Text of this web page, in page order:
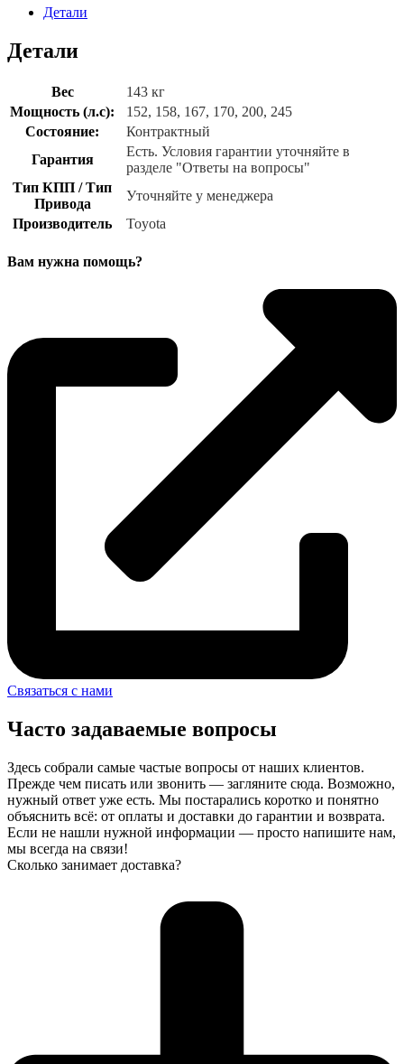
Детали
Детали
Вес
143 кг
Мощность (л.с):
152, 158, 167, 170, 200, 245
Состояние:
Контрактный
Гарантия
Есть. Условия гарантии уточняйте в
разделе "Ответы на вопросы"
Тип КПП / Тип
Привода
Уточняйте у менеджера
Производитель
Toyota
Вам нужна помощь?
Связаться с нами
Часто задаваемые вопросы
Здесь собрали самые частые вопросы от наших клиентов.
Прежде чем писать или звонить — загляните сюда. Возможно,
нужный ответ уже есть. Мы постарались коротко и понятно
объяснить всё: от оплаты и доставки до гарантии и возврата.
Если не нашли нужной информации — просто напишите нам,
мы всегда на связи!
Сколько занимает доставка?